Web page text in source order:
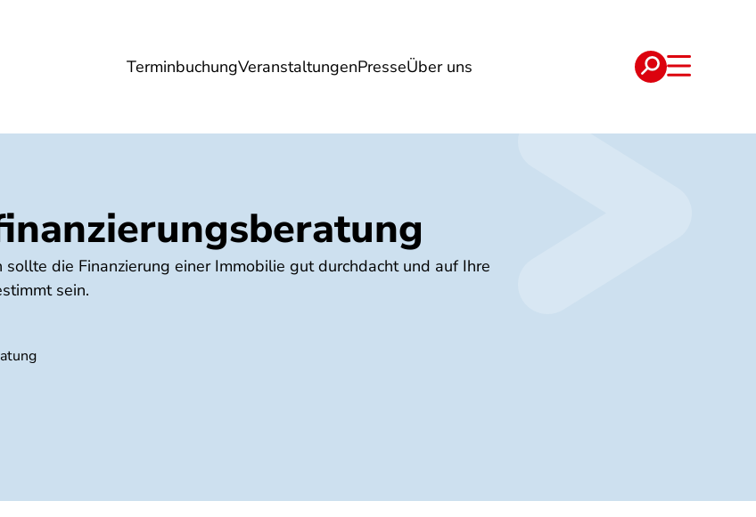
TerminbuchungVeranstaltungenPresseÜber uns
Gesundheit Energie Reise Verträge
die Finanzierung einer Immobilie gut durchdacht und auf Ihre
sein.